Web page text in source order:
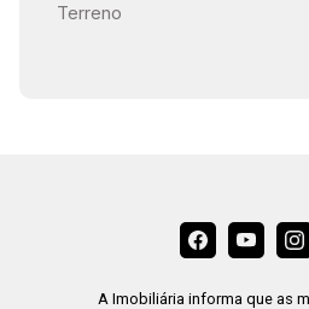
Terreno
A Imobiliária informa que as